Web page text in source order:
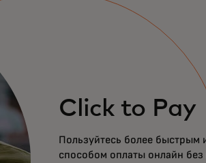
Click to Pay
Пользуйтесь более быстрым
способом оплаты онлайн без